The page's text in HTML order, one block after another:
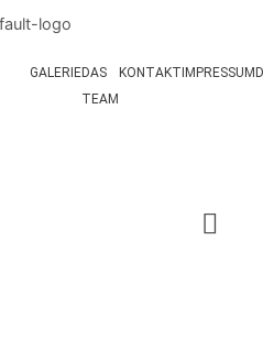
GALERIEDAS
TEAM
KONTAKTIMPRESSUM